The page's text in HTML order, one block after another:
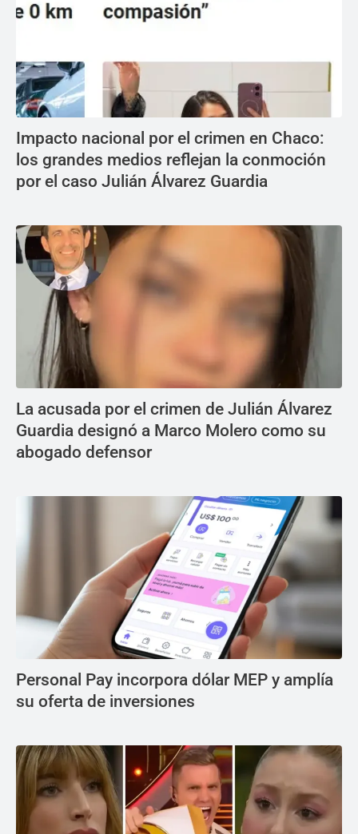
Impacto nacional por el crimen en Chaco:
los grandes medios reflejan la conmoción
por el caso Julián Álvarez Guardia
La acusada por el crimen de Julián Álvarez
Guardia designó a Marco Molero como su
abogado defensor
Personal Pay incorpora dólar MEP y amplía
su oferta de inversiones